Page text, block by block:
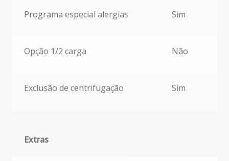
Programa especial alergias Sim
Opção 1/2 carga Não
Exclusão de centrifugação Sim
Extras